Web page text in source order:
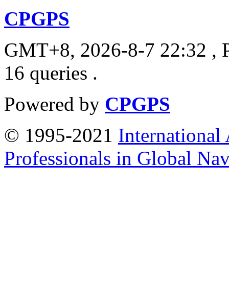
CPGPS
GMT+8, 2026-8-7 22:32 ,
16 queries .
Powered by CPGPS
© 1995-2021 International
Professionals in Global